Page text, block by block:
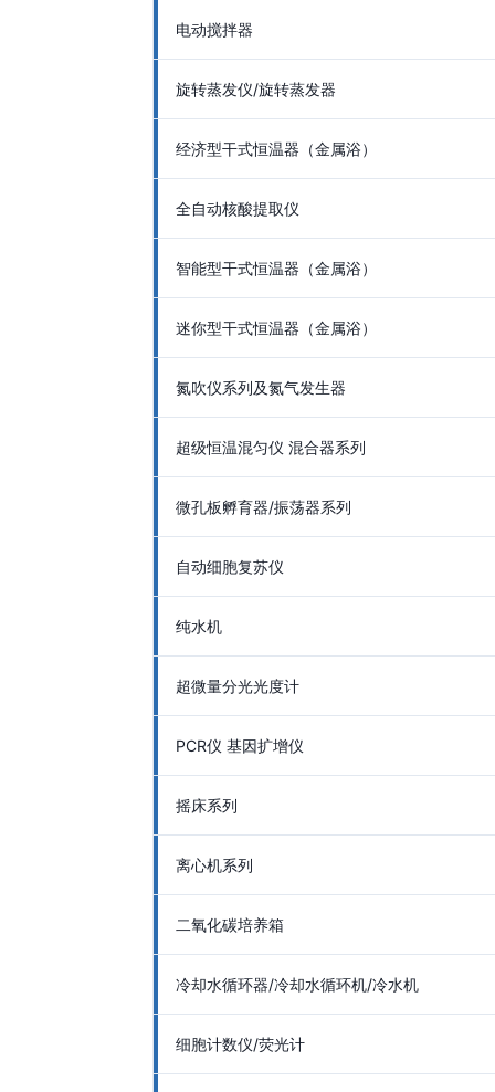
电动搅拌器
旋转蒸发仪/旋转蒸发器
经济型干式恒温器（金属浴）
全自动核酸提取仪
智能型干式恒温器（金属浴）
迷你型干式恒温器（金属浴）
氮吹仪系列及氮气发生器
超级恒温混匀仪 混合器系列
微孔板孵育器/振荡器系列
自动细胞复苏仪
纯水机
超微量分光光度计
PCR仪 基因扩增仪
摇床系列
离心机系列
二氧化碳培养箱
冷却水循环器/冷却水循环机/冷水机
细胞计数仪/荧光计